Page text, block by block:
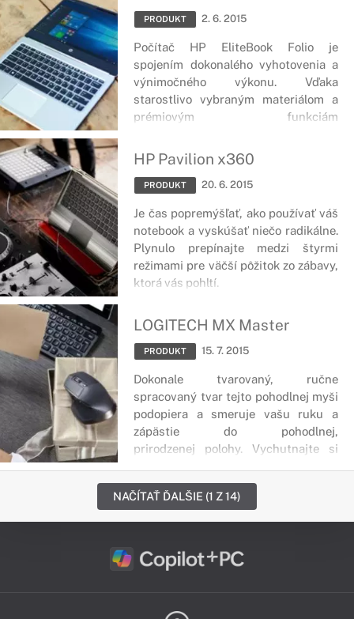
PRODUKT 2. 6. 2015
Počítač HP EliteBook Folio je
spojením dokonalého vyhotovenia a
výnimočného výkonu. Vďaka
starostlivo vybraným materiálom a
prémiovým funkciám
dokonalá voľba pre ľudí, ktorí si cenia
bezchybné zážitky.
HP Pavilion x360
PRODUKT 20. 6. 2015
Je čas popremýšľať, ako používať váš
notebook a vyskúšať niečo radikálne.
Plynulo prepínajte medzi štyrmi
režimami pre väčší pôžitok zo zábavy,
ktorá vás pohltí.
LOGITECH MX Master
PRODUKT 15. 7. 2015
Dokonale tvarovaný, ručne
spracovaný tvar tejto pohodlnej myši
podopiera a smeruje vašu ruku a
zápästie do pohodlnej,
prirodzenej polohy.Vychutnajte si
vďaka dobre umiestneným
tlačidlám a kolieskam.
NAČÍTAŤ ĎALŠIE (1 Z 14)